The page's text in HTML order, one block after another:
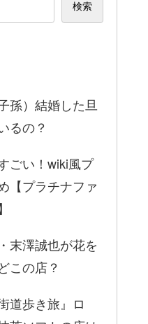
検索
孫）結婚した旦
るの？
ごい！wiki風プ
【プラチナファ
末澤誠也が花を
この店？
道歩き旅』ロ